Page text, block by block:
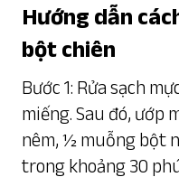
Hướng dẫn
bột chiên
Bước 1: Rửa sạch
miếng. Sau đó, ướp
nêm, ½ muỗng bột
trong khoảng 30